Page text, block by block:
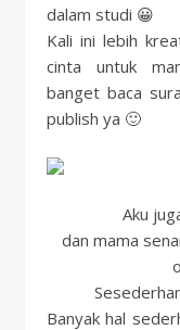
dalam studi 😀
Kali ini lebih
cinta untuk
banget baca
publish ya 🙂
Aku
dan mama
Banyak hal